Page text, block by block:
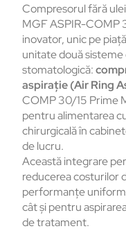
Compresorul fără
MGF ASPIR-COMP
inovator, unic pe
unitate două
stomatologică:
aspirație (Air Ring
COMP 30/15 Prime
pentru alimentarea
chirurgicală în
de lucru.
Această integrare
reducerea costurilor
performanțe
cât și pentru
de tratament.